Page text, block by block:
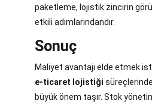
paketleme, lojistik zincirin
etkili adımlarındandır.
Sonuç
Maliyet avantajı elde etmek
e-ticaret lojistiği
büyük önem taşır. Stok